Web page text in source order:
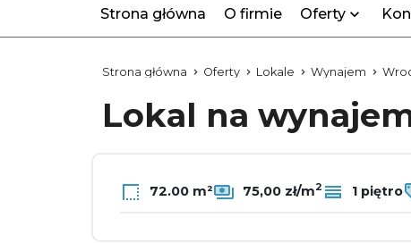
Strona główna O firmie Oferty
Strona główna Oferty Lokale Wynajem
Lokal na
72.00 m² 75,00 zł/m2 1 piętro